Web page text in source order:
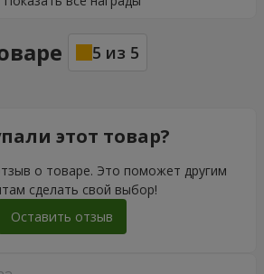
5 из 5
этот товар?
о товаре. Это поможет другим
сделать свой выбор!
Оставить отзыв